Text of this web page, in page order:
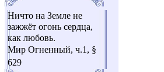
Ничто на Земле не
зажжёт огонь сердца,
как любовь.
Мир Огненный, ч.1, §
629